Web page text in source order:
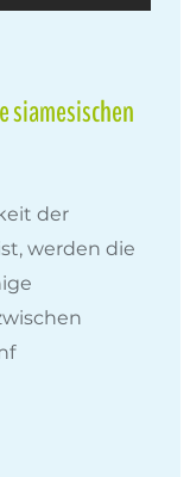
siamesischen
der
werden die